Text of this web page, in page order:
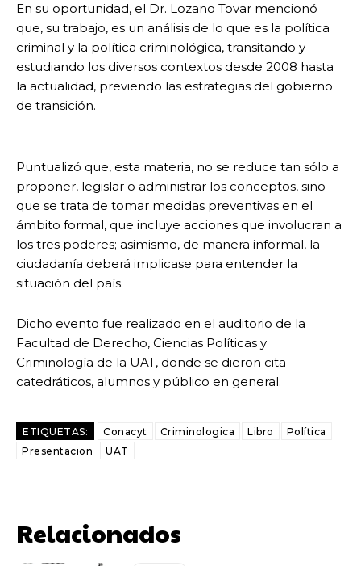
En su oportunidad, el Dr. Lozano Tovar mencionó
que, su trabajo, es un análisis de lo que es la política
criminal y la política criminológica, transitando y
estudiando los diversos contextos desde 2008 hasta
la actualidad, previendo las estrategias del gobierno
de transición.
Puntualizó que, esta materia, no se reduce tan sólo a
proponer, legislar o administrar los conceptos, sino
que se trata de tomar medidas preventivas en el
ámbito formal, que incluye acciones que involucran a
los tres poderes; asimismo, de manera informal, la
ciudadanía deberá implicase para entender la
situación del país.
Dicho evento fue realizado en el auditorio de la
Facultad de Derecho, Ciencias Políticas y
Criminología de la UAT, donde se dieron cita
catedráticos, alumnos y público en general.
ETIQUETAS: Conacyt Criminologica Libro
Política
Presentacion
UAT
Relacionados